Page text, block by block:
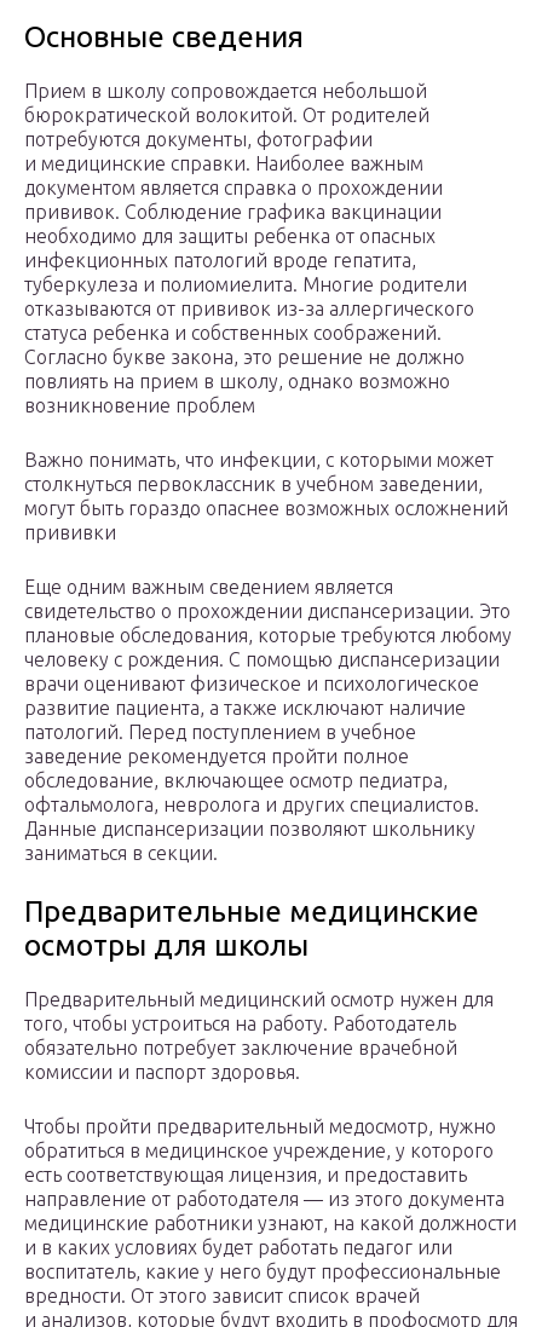
Основные сведения
Прием в школу сопровождается небольшой
бюрократической волокитой. От родителей
потребуются документы, фотографии
и медицинские справки. Наиболее важным
документом является справка о прохождении
прививок. Соблюдение графика вакцинации
необходимо для защиты ребенка от опасных
инфекционных патологий вроде гепатита,
туберкулеза и полиомиелита. Многие родители
отказываются от прививок из-за аллергического
статуса ребенка и собственных соображений.
Согласно букве закона, это решение не должно
повлиять на прием в школу, однако возможно
возникновение проблем
Важно понимать, что инфекции, с которыми может
столкнуться первоклассник в учебном заведении,
могут быть гораздо опаснее возможных осложнений
прививки
Еще одним важным сведением является
свидетельство о прохождении диспансеризации. Это
плановые обследования, которые требуются любому
человеку с рождения. С помощью диспансеризации
врачи оценивают физическое и психологическое
развитие пациента, а также исключают наличие
патологий. Перед поступлением в учебное
заведение рекомендуется пройти полное
обследование, включающее осмотр педиатра,
офтальмолога, невролога и других специалистов.
Данные диспансеризации позволяют школьнику
заниматься в секции.
Предварительные медицинские
осмотры для школы
Предварительный медицинский осмотр нужен для
того, чтобы устроиться на работу. Работодатель
обязательно потребует заключение врачебной
комиссии и паспорт здоровья.
Чтобы пройти предварительный медосмотр, нужно
обратиться в медицинское учреждение, у которого
есть соответствующая лицензия, и предоставить
направление от работодателя — из этого документа
медицинские работники узнают, на какой должности
и в каких условиях будет работать педагог или
воспитатель, какие у него будут профессиональные
вредности. От этого зависит список врачей
и анализов, которые будут входить в профосмотр для